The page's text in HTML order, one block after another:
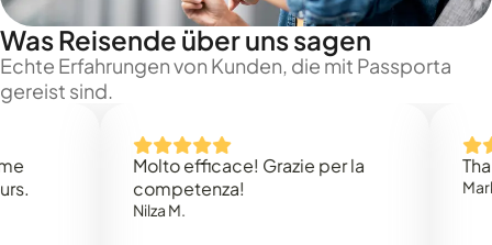
Was Reisende über uns sagen
Echte Erfahrungen von Kunden, die mit Passporta
gereist sind.
Molto efficace! Grazie per la
competenza!
Thank